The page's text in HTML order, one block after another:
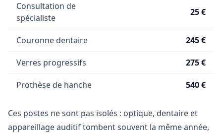
Consultation de
spécialiste
25 €
Couronne dentaire 245 €
Verres progressifs 275 €
Prothèse de hanche 540 €
Ces postes ne sont pas isolés : optique, dentaire et
appareillage auditif tombent souvent la même année,